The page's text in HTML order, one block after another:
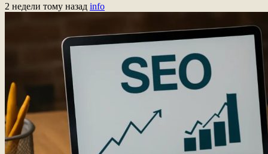
2 недели тому назад info